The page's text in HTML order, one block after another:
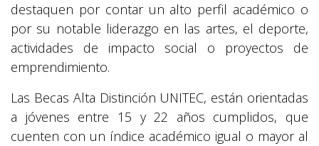
destaquen por contar un alto perfil académico o
por su notable liderazgo en las artes, el deporte,
actividades de impacto social o proyectos de
emprendimiento.
Las Becas Alta Distinción UNITEC, están orientadas
a jóvenes entre 15 y 22 años cumplidos, que
cuenten con un índice académico igual o mayor al